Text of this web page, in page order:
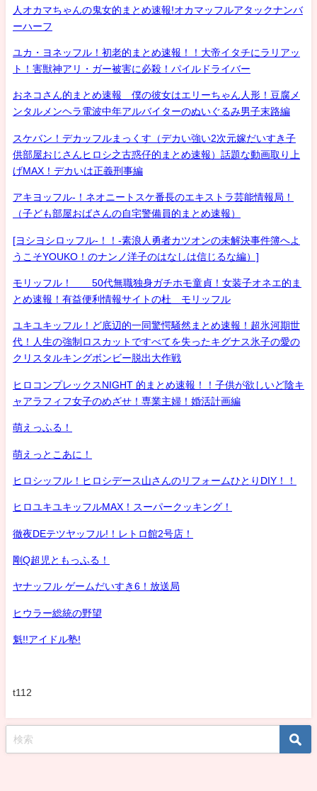
人オカマちゃんの鬼女的まとめ速報!オカマッフルアタックナンバ
ーハーフ
ユカ・ヨネッフル！初老的まとめ速報！！大帝イタチにラリアッ
ト！害獣神アリ・ガー被害に必殺！パイルドライバー
おネコさん的まとめ速報 僕の彼女はエリーちゃん人形！豆腐メ
ンタルメンヘラ電波中年アルバイターのぬいぐるみ男子末路編
スケバン！デカッフルまっくす（デカい強い2次元嫁だいすき子
供部屋おじさんヒロシ之古惑仔的まとめ速報）話題な動画取り上
げMAX！デカいは正義刑事編
アキヨッフル-！ネオニートスケ番長のエキストラ芸能情報局！
（子ども部屋おばさんの自宅警備員的まとめ速報）
[ヨシヨシロッフル-！！-素浪人勇者カツオンの未解決事件簿へよ
うこそYOUKO！のナンノ洋子のはなしは信じるな編）]
モリッフル！ 50代無職独身ガチホモ童貞！女装子オネエ的ま
とめ速報！有益便利情報サイトの杜 モリッフル
ユキユキッフル！ど底辺的一同驚愕騒然まとめ速報！超氷河期世
代！人生の強制ロスカットですべてを失ったキグナス氷子の愛の
クリスタルキングボンビー脱出大作戦
ヒロコンプレックスNIGHT 的まとめ速報！！子供が欲しいど陰キ
ャアラフィフ女子のめざせ！専業主婦！婚活計画編
萌えっふる！
萌えっとこあに！
ヒロシッフル！ヒロシデース山さんのリフォームひとりDIY！！
ヒロユキユキッフルMAX！スーパークッキング！
徹夜DEテツヤッフル!！レトロ館2号店！
剛Q超児ともっふる！
ヤナッフル ゲームだいすき6！放送局
ヒウラー総統の野望
魁!!アイドル塾!
t112